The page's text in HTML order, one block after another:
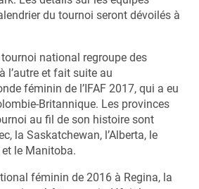
du tournoi seront dévoilés à
tournoi national regroupe des
l’autre et fait suite au
féminin de l’IFAF 2017, qui a eu
Britannique. Les provinces
au fil de son histoire sont
la Saskatchewan, l’Alberta, le
le Manitoba.
féminin de 2016 à Regina, la